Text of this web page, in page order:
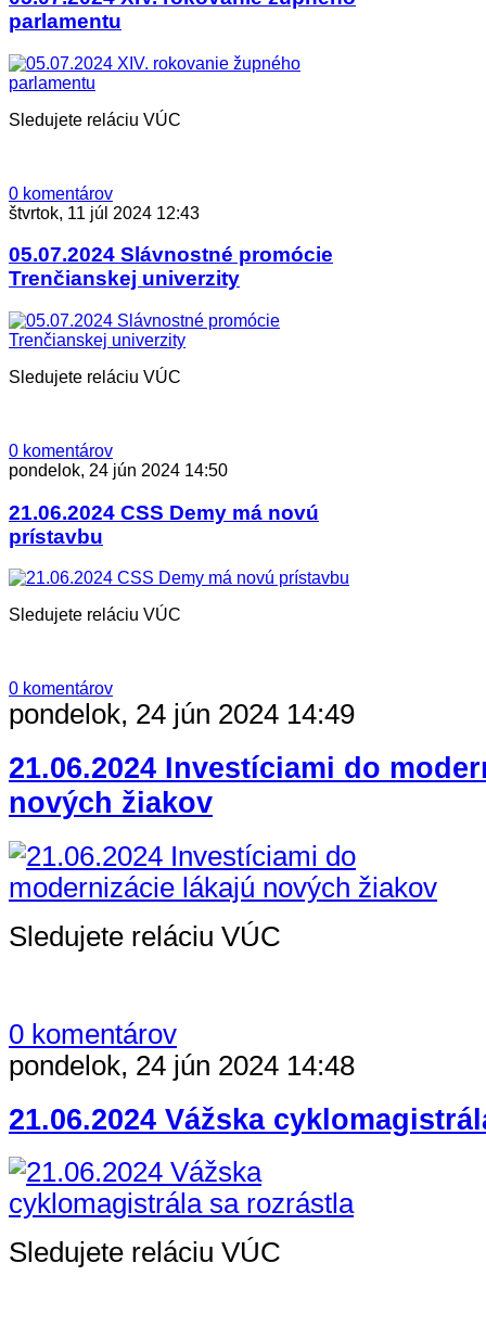
parlamentu
Sledujete reláciu VÚC
0 komentárov
štvrtok, 11 júl 2024 12:43
05.07.2024 Slávnostné promócie
Trenčianskej univerzity
Sledujete reláciu VÚC
0 komentárov
pondelok, 24 jún 2024 14:50
21.06.2024 CSS Demy má novú
prístavbu
Sledujete reláciu VÚC
0 komentárov
pondelok, 24 jún 2024 14:49
21.06.2024 Investíciami do
nových žiakov
Sledujete reláciu VÚC
0 komentárov
pondelok, 24 jún 2024 14:48
21.06.2024 Vážska
Sledujete reláciu VÚC